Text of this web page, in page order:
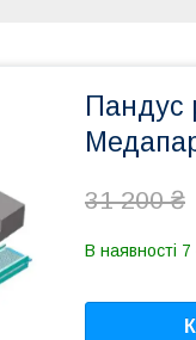
Пандус
31 200 ₴
В наявності